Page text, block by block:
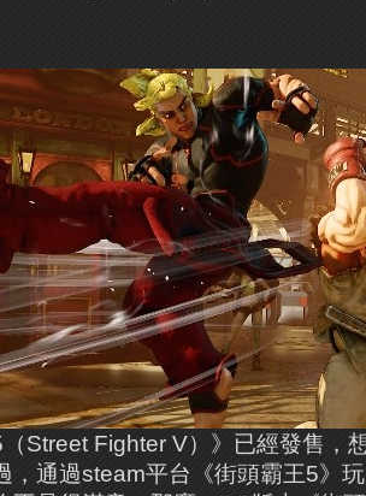
（Street Fighter V）》已經發售，
，通過steam平台《街頭霸王5》